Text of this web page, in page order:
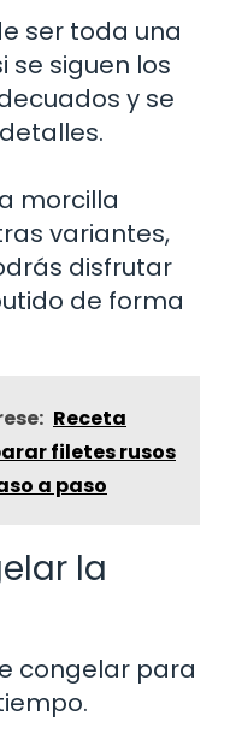
ser toda una
se siguen los
y se
morcilla
variantes,
disfrutar
de forma
Receta
filetes rusos
a paso
la
congelar para